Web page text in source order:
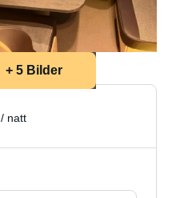
+ 5 Bilder
/ natt